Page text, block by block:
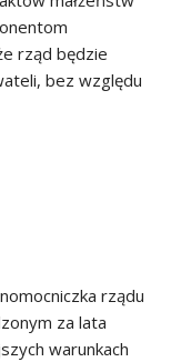
rząd będzie
bez względu
rządu
za lata
warunkach